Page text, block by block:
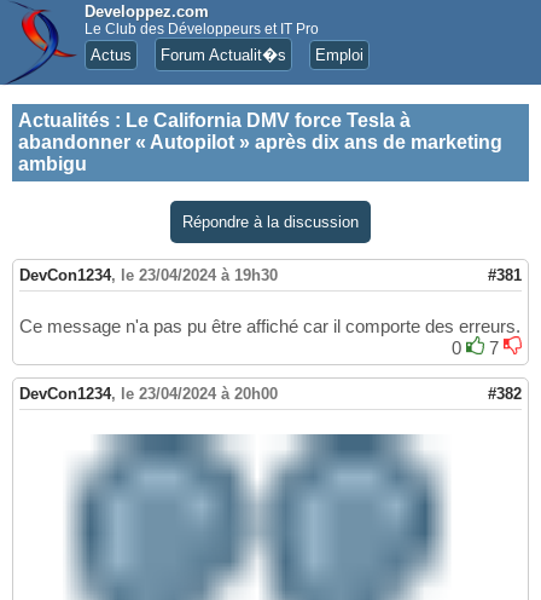
Developpez.com
Le Club des Développeurs et IT Pro
Actus Forum Actualit�s Emploi
Actualités : Le California DMV force Tesla à
abandonner « Autopilot » après dix ans de marketing
ambigu
Répondre à la discussion
DevCon1234, le 23/04/2024 à 19h30 #381
Ce message n'a pas pu être affiché car il comporte des erreurs.
0
7
DevCon1234, le 23/04/2024 à 20h00 #382